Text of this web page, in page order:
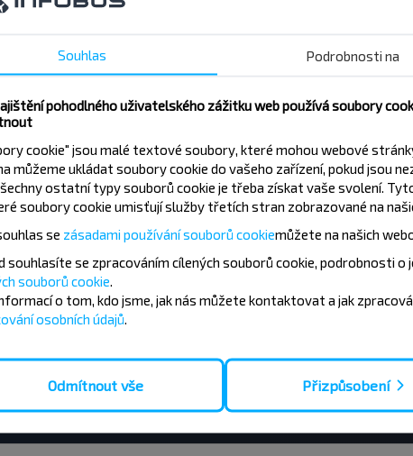
letenku?
pro cestování do destinace?
letenku na Pinsk-Varšava?
přímý let Pinsk-Varšava nebo let s přestupem?
Souhlas Podrobnosti na
pohodlného uživatelského zážitku web používá soubory
cookie" jsou malé textové soubory, které mohou webové
můžeme ukládat soubory cookie do vašeho zařízení, pokud jsou
ostatní typy souborů cookie je třeba získat vaše svolení.
soubory cookie umisťují služby třetích stran zobrazované na
se zásadami používání souborů cookiemůžete na našich
souhlasíte se zpracováním cílených souborů cookie, podrobnosti o
souborů cookie
o tom, kdo jsme, jak nás můžete kontaktovat a jak
osobních údajů
Odmítnout vše Přizpůsobení